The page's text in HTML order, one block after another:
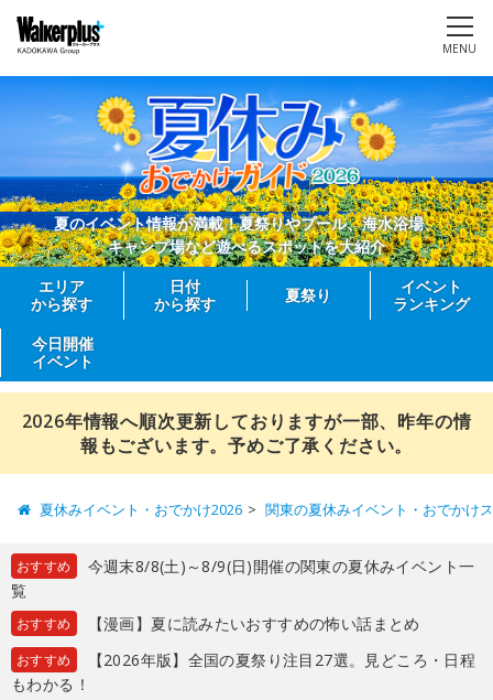
MENU
夏のイベント情報が満載！夏祭りやプール、海水浴場、
キャンプ場など遊べるスポットを大紹介
エリア
から探す
日付
から探す
夏祭り
イベント
ランキング
今日開催
イベント
2026年情報へ順次更新しておりますが一部、昨年の情
報もございます。予めご了承ください。
夏休みイベント・おでかけ2026 関東の夏休みイベント・おでかけ
おすすめ
今週末8/8(土)～8/9(日)開催の関東の夏休みイベント一
覧
おすすめ 【漫画】夏に読みたいおすすめの怖い話まとめ
おすすめ
【2026年版】全国の夏祭り注目27選。見どころ・日程
もわかる！